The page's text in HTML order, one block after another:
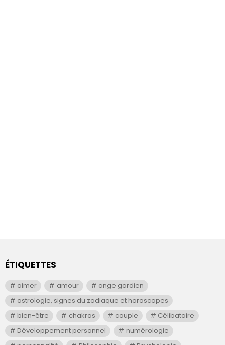
ÉTIQUETTES
aimer amour
ange gardien
astrologie, signes du zodiaque et horoscopes
bien-être
chakras couple
Célibataire
Développement personnel
numérologie